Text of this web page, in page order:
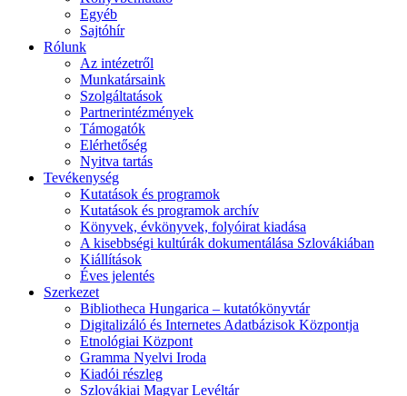
Egyéb
Sajtóhír
Rólunk
Az intézetről
Munkatársaink
Szolgáltatások
Partnerintézmények
Támogatók
Elérhetőség
Nyitva tartás
Tevékenység
Kutatások és programok
Kutatások és programok archív
Könyvek, évkönyvek, folyóirat kiadása
A kisebbségi kultúrák dokumentálása Szlovákiában
Kiállítások
Éves jelentés
Szerkezet
Bibliotheca Hungarica – kutatókönyvtár
Digitalizáló és Internetes Adatbázisok Központja
Etnológiai Központ
Gramma Nyelvi Iroda
Kiadói részleg
Szlovákiai Magyar Levéltár